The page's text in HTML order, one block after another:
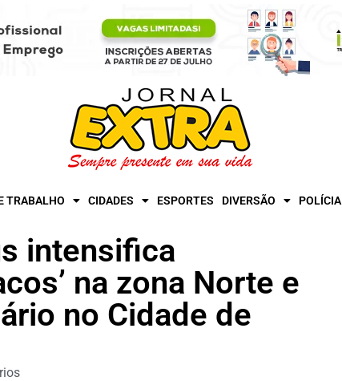
TRABALHO CIDADES ESPORTES DIVERSÃO POLÍCIA
intensifica
na zona Norte e
no Cidade de